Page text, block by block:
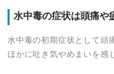
水中毒の症状は頭痛や
水中毒の初期症状として頭
ほかに吐き気やめまいを感